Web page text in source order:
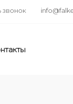
звонок